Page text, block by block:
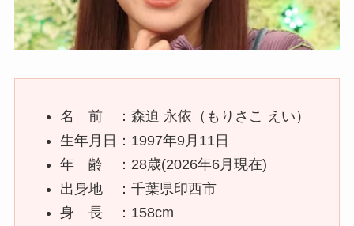
名 前 ：森迫 永依（もりさこ えい）
生年月日：1997年9月11日
年 齢 ：28歳(2026年6月現在)
出身地 ：千葉県印西市
身 長 ：158cm